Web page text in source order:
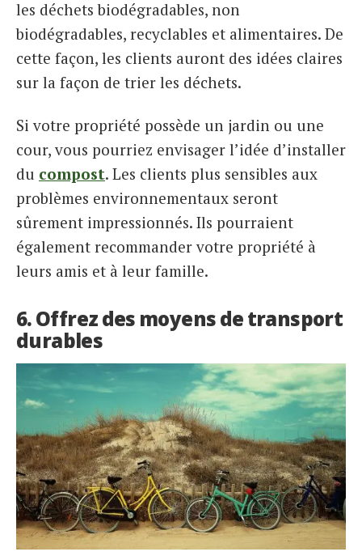
les déchets biodégradables, non
biodégradables, recyclables et alimentaires. De
cette façon, les clients auront des idées claires
sur la façon de trier les déchets.
Si votre propriété possède un jardin ou une
cour, vous pourriez envisager l’idée d’installer
du compost. Les clients plus sensibles aux
problèmes environnementaux seront
sûrement impressionnés. Ils pourraient
également recommander votre propriété à
leurs amis et à leur famille.
6. Offrez des moyens de transport
durables